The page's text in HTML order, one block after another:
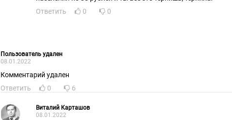
Ответить
0 0
Пользователь удален
08.01.2022
Комментарий удален
Ответить
0 6
Виталий Карташов
08.01.2022